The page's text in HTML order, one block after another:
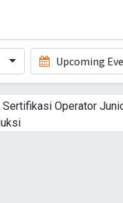
Upcoming
Sertifikasi Operator